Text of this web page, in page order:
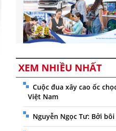
XEM NHIỀU NHẤT
Cuộc đua xây cao ốc
Việt Nam
Nguyễn Ngọc Tư: Bởi